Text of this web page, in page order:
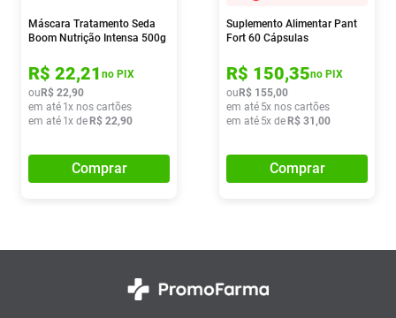
Máscara Tratamento Seda
Boom Nutrição Intensa 500g
R$ 22,21 no PIX
ou R$ 22,90
em até 1x nos cartões
em até 1x de R$ 22,90
Comprar
Suplemento Alimentar Pant
Fort 60 Cápsulas
R$ 150,35no PIX
ou R$ 155,00
em até 5x nos cartões
em até 5x de R$ 31 ,00
Comprar